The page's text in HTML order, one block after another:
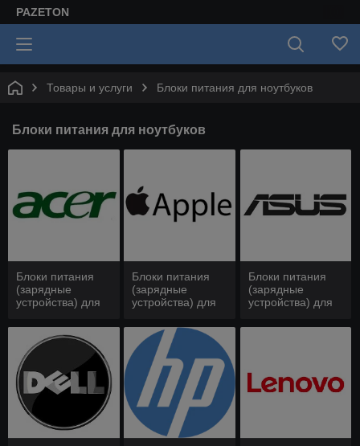
PAZETON
Товары и услуги Блоки питания для ноутбуков
Блоки питания для ноутбуков
Блоки питания
(зарядные
устройства) для
Блоки питания
(зарядные
устройства) для
Блоки питания
(зарядные
устройства) для